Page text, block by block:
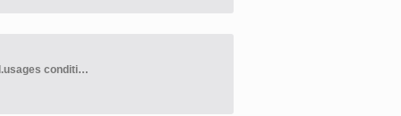
2026-04-21 Avis public second projet règl. 321 amendant règl.usages conditionnels 287.pdf